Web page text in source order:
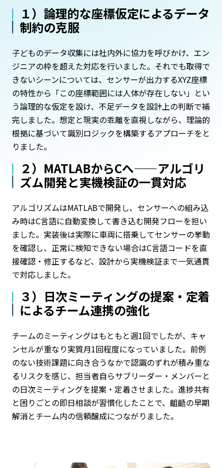
１） 論理的な座標仮定によるデータ
制約の克服
子どものデータ収集には社内外に協力を呼びかけ、エン
ジニアの枠を超えた対応を行いました。それでも取得で
きないシーンについては、センサーが出力するXYZ座標
の特性から「この座標範囲には人体が存在しない」とい
う論理的な仮定を設け、不足データを設計上の判断で補
完しました。想定と現実の乖離を直視しながら、理論的
根拠に基づいて識別ロジックを構築するアプローチをと
りました。
２） MATLABからCへ——アルゴリ
ズム開発と実機検証の一貫対応
アルゴリズムはMATLABで開発し、センサーへの組み込
み時はC言語に自動変換して書き込む開発フローを担い
ました。実装後は実際に車両に搭乗してセンサーの挙動
を確認し、正常に検知できない場合はC言語コードを直
接確認・修正するなど、設計から実機検証まで一気通貫
で対応しました。
３） 日次ミーティングの提案・定着
によるチーム連携の強化
チームのミーティングはもともと週1回でしたが、キャ
ンセルが重なり実質月1回程度になっていました。前例
のない技術課題に向き合うなかで認識のずれが積み重な
るリスクを感じ、担当者自らサブリーダー・メンバーと
の日次ミーティングを提案・定着させました。進捗共有
と困りごとの即日相談が習慣化したことで、齟齬の早期
解消とチーム内の信頼醸成につながりました。